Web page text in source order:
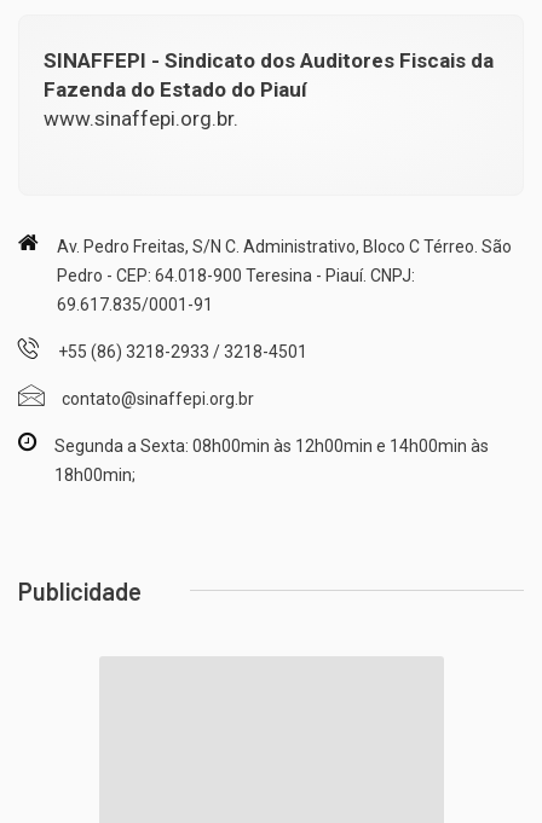
SINAFFEPI - Sindicato dos Auditores Fiscais da
Fazenda do Estado do Piauí
www.sinaffepi.org.br.
Av. Pedro Freitas, S/N C. Administrativo, Bloco C Térreo. São
Pedro - CEP: 64.018-900 Teresina - Piauí. CNPJ:
69.617.835/0001-91
+55 (86) 3218-2933 / 3218-4501
contato@sinaffepi.org.br
Segunda a Sexta: 08h00min às 12h00min e 14h00min às
18h00min;
Publicidade